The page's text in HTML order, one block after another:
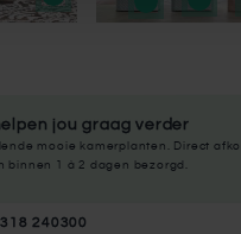
jou graag verder
mooie kamerplanten. Direct
binnen 1 à 2 dagen bezorgd.
240300